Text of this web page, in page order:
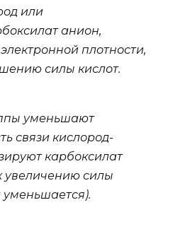
или
анион,
плотности,
силы кислот.
уменьшают
связи кислород-
карбоксилат
увеличению силы
уменьшается).